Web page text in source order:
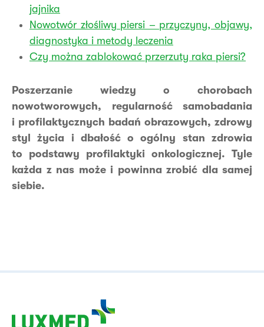
jajnika
Nowotwór złośliwy piersi – przyczyny, objawy,
diagnostyka i metody leczenia
Czy można zablokować przerzuty raka piersi?
Poszerzanie wiedzy o chorobach
nowotworowych, regularność samobadania
i profilaktycznych badań obrazowych, zdrowy
styl życia i dbałość o ogólny stan zdrowia
to podstawy profilaktyki onkologicznej. Tyle
każda z nas może i powinna zrobić dla samej
siebie.